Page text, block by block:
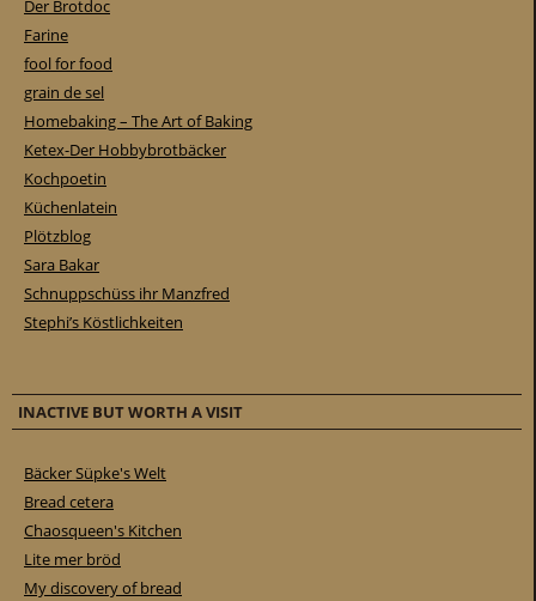
Der Brotdoc
Farine
fool for food
grain de sel
Homebaking – The Art of Baking
Ketex-Der Hobbybrotbäcker
Kochpoetin
Küchenlatein
Plötzblog
Sara Bakar
Schnuppschüss ihr Manzfred
Stephi’s Köstlichkeiten
INACTIVE BUT WORTH A VISIT
Bäcker Süpke's Welt
Bread cetera
Chaosqueen's Kitchen
Lite mer bröd
My discovery of bread